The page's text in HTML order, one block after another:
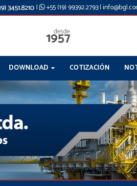
| +55 (19) 99392.2793|
DOWNLOAD COTIZACIÓN